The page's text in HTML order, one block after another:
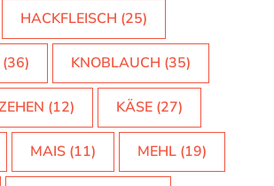
HACKFLEISCH (25)
(36) KNOBLAUCH (35)
(12) KÄSE (27)
MAIS (11) MEHL (19)